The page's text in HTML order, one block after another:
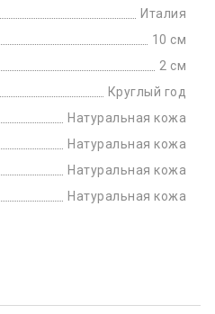
Италия
10 см
2 см
Круглый год
Натуральная кожа
Натуральная кожа
Натуральная кожа
Натуральная кожа